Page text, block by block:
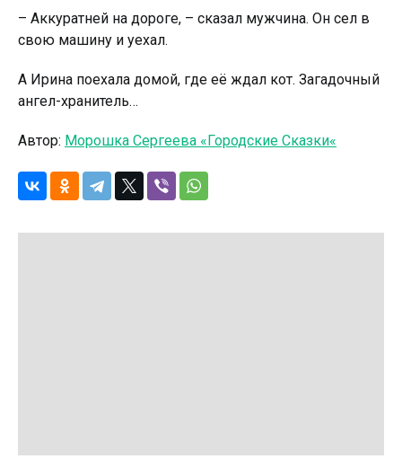
– Аккуратней на дороге, – сказал мужчина. Он сел в
свою машину и уехал.
А Ирина поехала домой, где её ждал кот. Загадочный
ангел-хранитель…
Автор: Морошка Сергеева «Городские Сказки«